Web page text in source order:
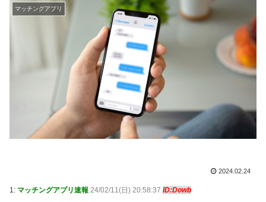
マッチングアプリ
2024.02.24
1: マッチングアプリ速報 24/02/11(日) 20:58:37 ID:Dowb